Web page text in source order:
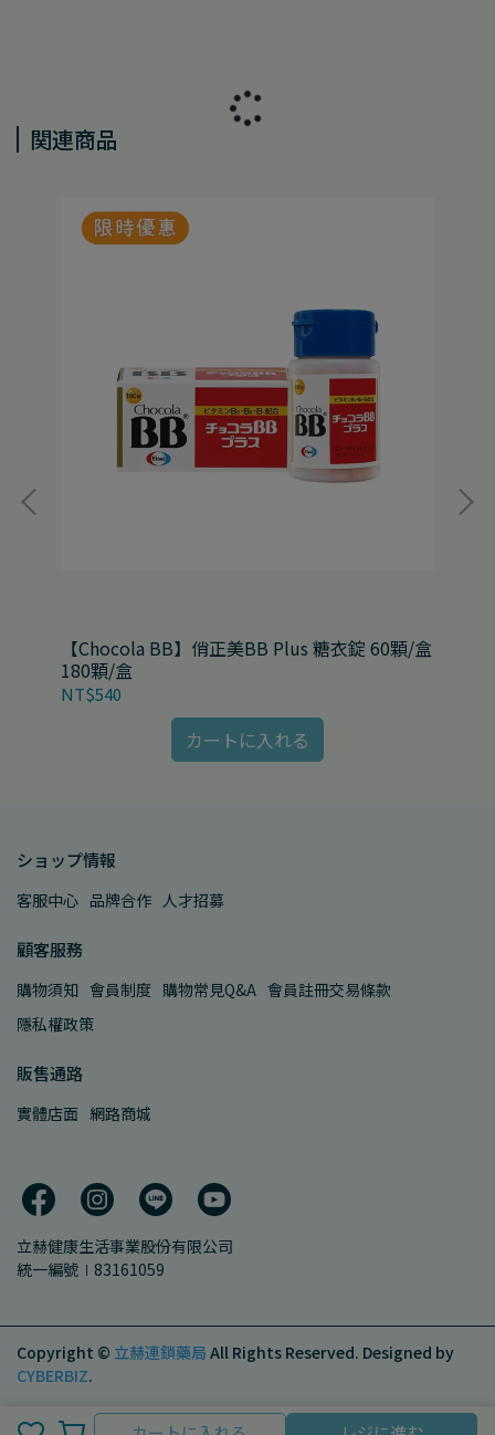
関連商品
【Chocola BB】俏正美BB Plus 糖衣錠 60顆/盒
180顆/盒
NT$540
カートに入れる
ショップ情報
客服中心 品牌合作 人才招募
顧客服務
購物須知 會員制度 購物常見Q&A 會員註冊交易條款
隱私權政策
販售通路
實體店面 網路商城
立赫健康生活事業股份有限公司
統一編號∣83161059
Copyright © 立赫連鎖藥局 All Rights Reserved. Designed by
CYBERBIZ.